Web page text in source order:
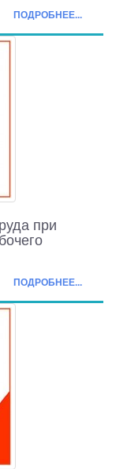
ПОДРОБНЕЕ...
при
ПОДРОБНЕЕ...